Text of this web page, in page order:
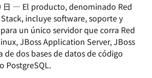
日 — El producto, denominado Red
incluye software, soporte y
un único servidor que corra Red
JBoss Application Server, JBoss
de dos bases de datos de código
PostgreSQL.